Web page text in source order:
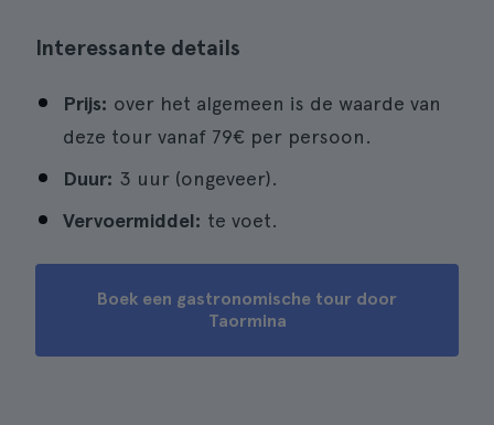
Interessante details
Prijs: over het algemeen is de waarde van
deze tour vanaf 79€ per persoon.
Duur: 3 uur (ongeveer).
Vervoermiddel: te voet.
Boek een gastronomische tour door
Taormina